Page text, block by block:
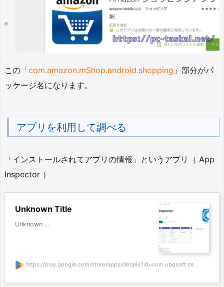
この「com.amazon.mShop.android.shopping 」部分がパ
ッケージ名になります。
アプリを利用して調べる
「インストールされてアプリの情報」というアプリ（ App
Inspector ）
Unknown Title
Unknown ...
https://play.google.com/store/apps/details?id=com.ubqsoft.se...